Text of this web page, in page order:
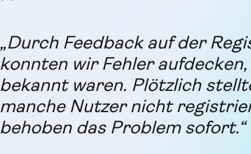
„Durch Feedback auf der
konnten wir Fehler
bekannt waren. Plötzlich
manche Nutzer nicht
behoben das Problem sofort.“